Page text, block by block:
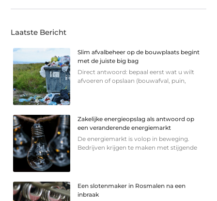
Laatste Bericht
Slim afvalbeheer op de bouwplaats begint
met de juiste big bag
Direct antwoord: bepaal eerst wat u wilt
afvoeren of opslaan (bouwafval, puin,
Zakelijke energieopslag als antwoord op
een veranderende energiemarkt
De energiemarkt is volop in beweging.
Bedrijven krijgen te maken met stijgende
Een slotenmaker in Rosmalen na een
inbraak